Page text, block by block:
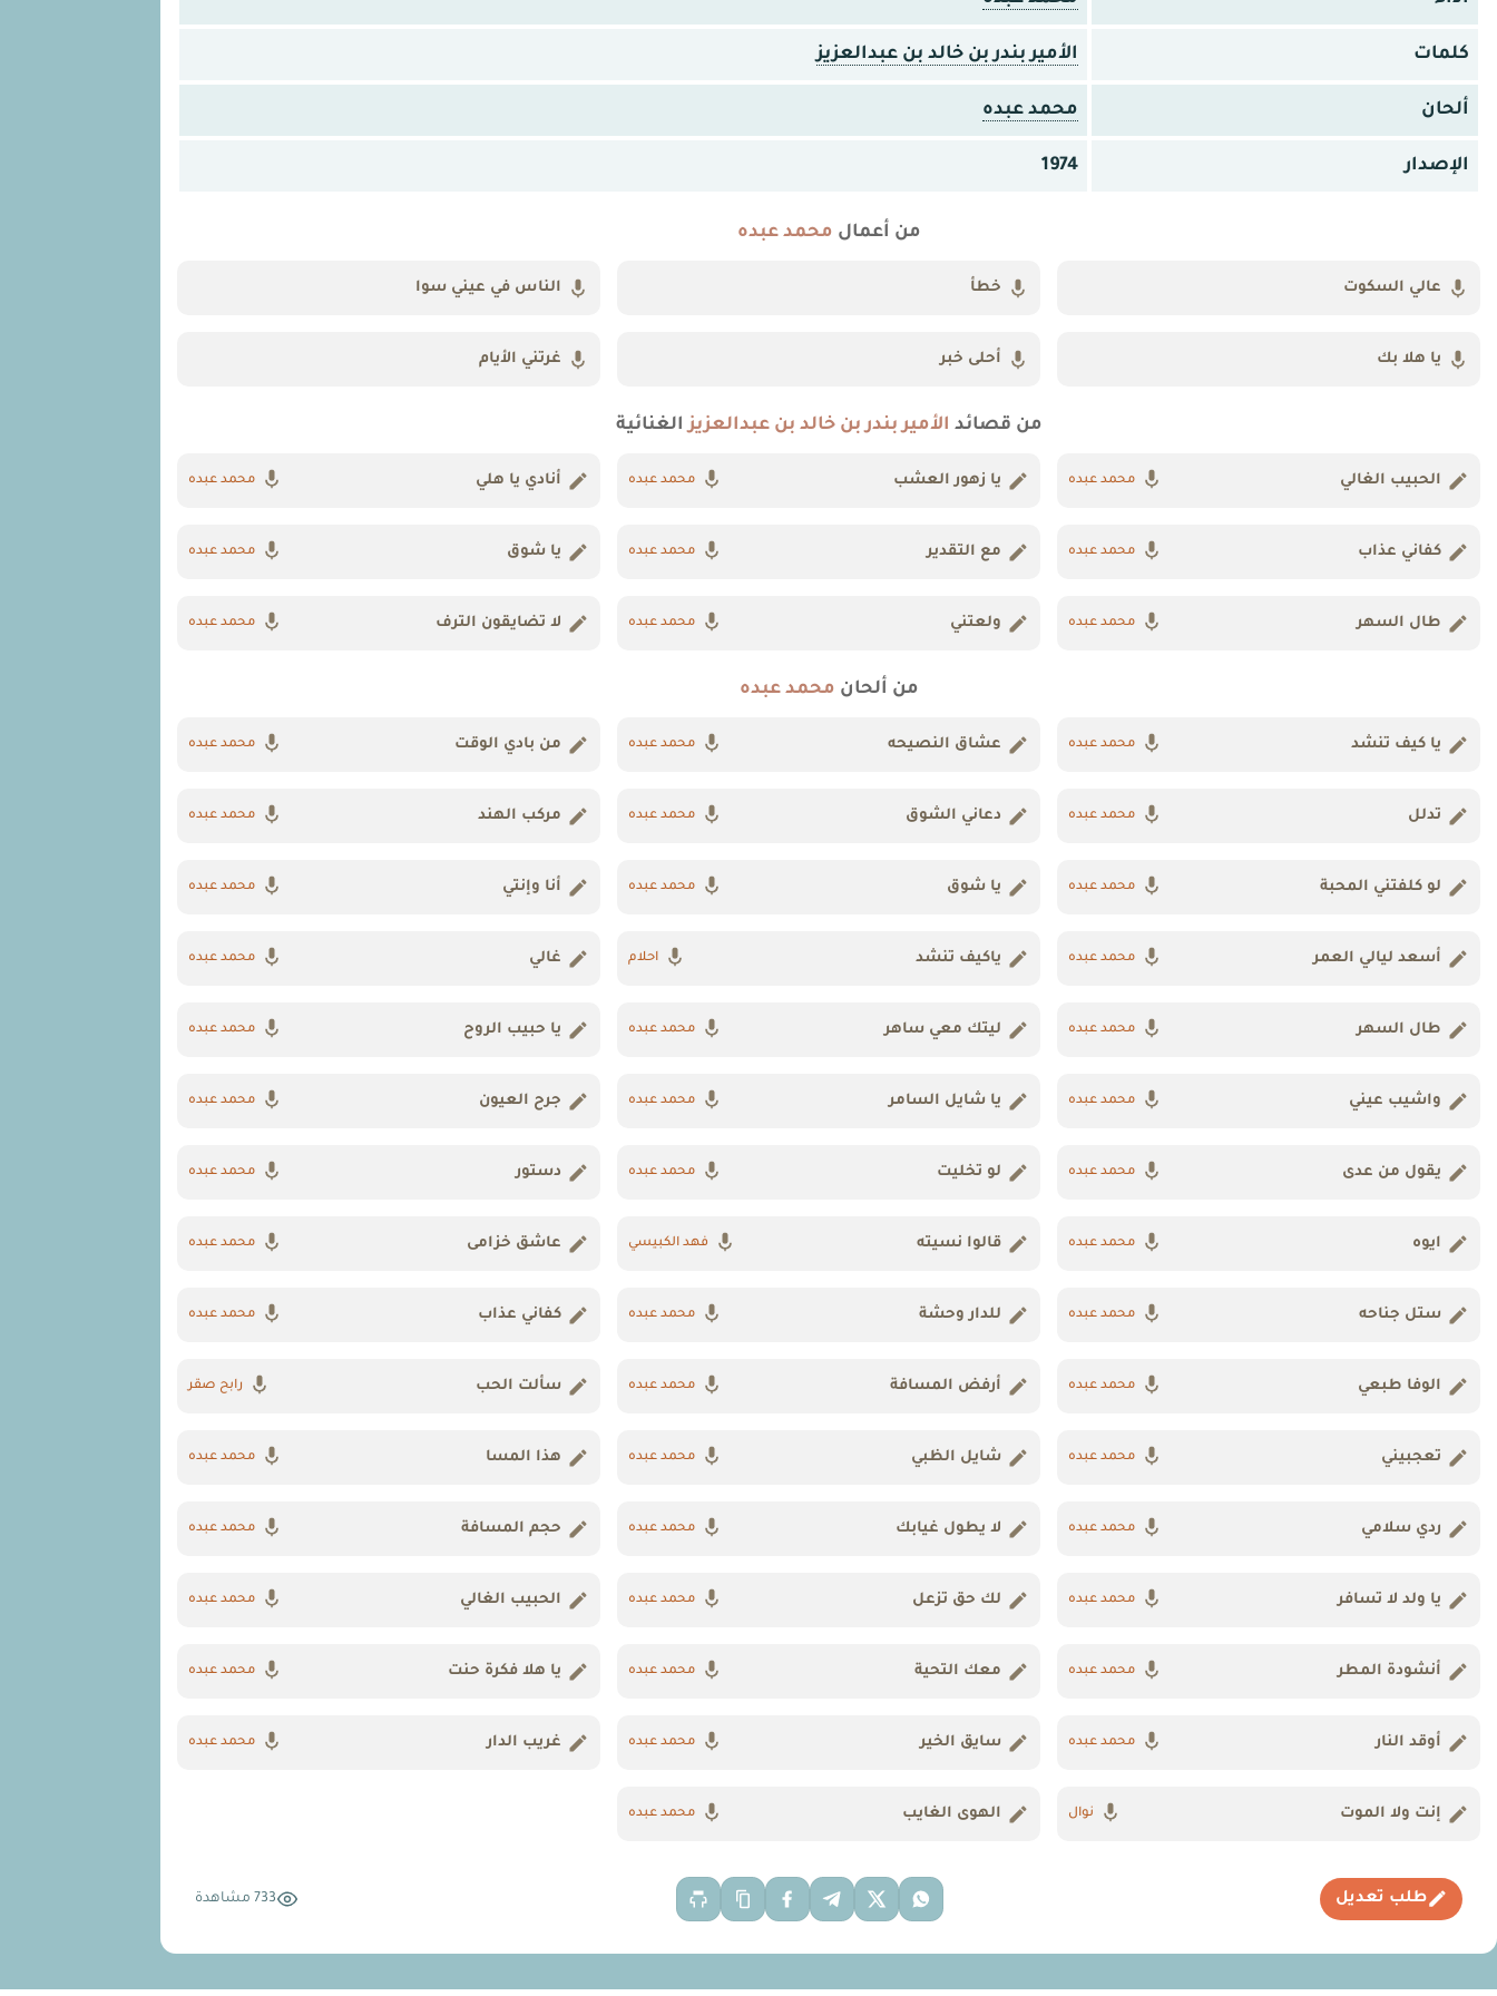
كلمات الأمير بندر بن خالد بن عبدالعزيز
ألحان محمد عبده
الإصدار 1974
من أعمال محمد عبده
عالي السكوت خطأ الناس في عيني سوا
يا هلا بك أحلى خبر غرتني الأيام
من قصائد الأمير بندر بن خالد بن عبدالعزيزالغنائية
الحبيب الغالي محمد عبده يا زهور العشب محمد عبده أنادي يا هلي محمد عبده
كفاني عذاب محمد عبده مع التقدير محمد عبده يا شوق محمد عبده
طال السهر محمد عبده ولعتني محمد عبده لا تضايقون الترف محمد عبده
من ألحان محمد عبده
يا كيف تنشد محمد عبده عشاق النصيحه محمد عبده من بادي الوقت محمد عبده
تدلل محمد عبده دعاني الشوق محمد عبده مركب الهند محمد عبده
لو كلفتني المحبة محمد عبده يا شوق محمد عبده أنا وإنتي محمد عبده
أسعد ليالي العمر محمد عبده ياكيف تنشد احلام غالي محمد عبده
طال السهر محمد عبده ليتك معي ساهر محمد عبده يا حبيب الروح محمد عبده
واشيب عيني محمد عبده يا شايل السامر محمد عبده جرح العيون محمد عبده
يقول من عدى محمد عبده لو تخليت محمد عبده دستور محمد عبده
ايوه محمد عبده قالوا نسيته فهد الكبيسي عاشق خزامى محمد عبده
ستل جناحه محمد عبده للدار وحشة محمد عبده كفاني عذاب محمد عبده
الوفا طبعي محمد عبده أرفض المسافة محمد عبده سألت الحب رابح صقر
تعجبيني محمد عبده شايل الظبي محمد عبده هذا المسا محمد عبده
ردي سلامي محمد عبده لا يطول غيابك محمد عبده حجم المسافة محمد عبده
يا ولد لا تسافر محمد عبده لك حق تزعل محمد عبده الحبيب الغالي محمد عبده
أنشودة المطر محمد عبده معك التحية محمد عبده يا هلا فكرة حنت محمد عبده
أوقد النار محمد عبده سايق الخير محمد عبده غريب الدار محمد عبده
إنت ولا الموت نوال الهوى الغايب محمد عبده
طلب تعديل 733 مشاهدة